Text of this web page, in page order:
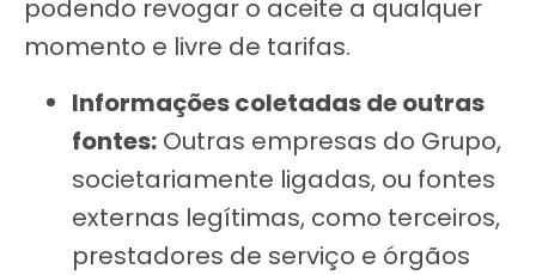
podendo revogar o aceite a qualquer
momento e livre de tarifas.
Informações coletadas de outras
fontes: Outras empresas do Grupo,
societariamente ligadas, ou fontes
externas legítimas, como terceiros,
prestadores de serviço e órgãos